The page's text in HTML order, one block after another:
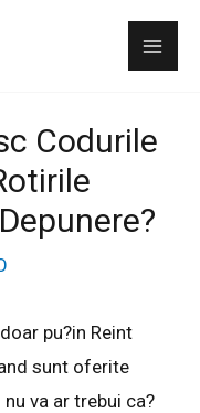
Codurile
pu?in Reint
sunt oferite
va ar trebui ca?